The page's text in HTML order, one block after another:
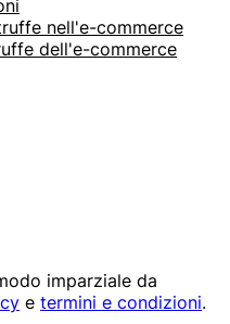
nell'e-commerce
dell'e-commerce
imparziale da
e termini e condizioni.